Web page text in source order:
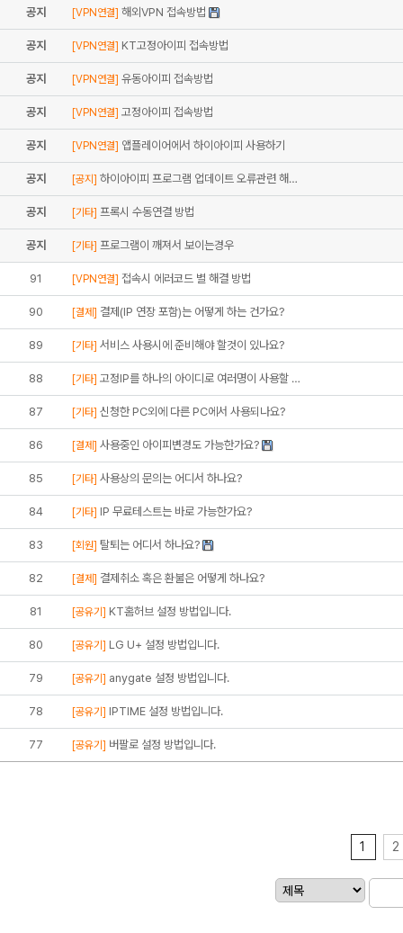
공지 [VPN연결] 해외VPN 접속방법
공지 [VPN연결] KT고정아이피 접속방법
공지 [VPN연결] 유동아이피 접속방법
공지 [VPN연결] 고정아이피 접속방법
공지 [VPN연결] 앱플레이어에서 하이아이피 사용하기
공지 [공지] 하이아이피 프로그램 업데이트 오류관련 해…
공지 [기타] 프록시 수동연결 방법
공지 [기타] 프로그램이 깨져서 보이는경우
91 [VPN연결] 접속시 에러코드 별 해결 방법
90 [결제] 결제(IP 연장 포함)는 어떻게 하는 건가요?
89 [기타] 서비스 사용시에 준비해야 할것이 있나요?
88 [기타] 고정IP를 하나의 아이디로 여러명이 사용할 …
87 [기타] 신청한 PC외에 다른 PC에서 사용되나요?
86 [결제] 사용중인 아이피변경도 가능한가요?
85 [기타] 사용상의 문의는 어디서 하나요?
84 [기타] IP 무료테스트는 바로 가능한가요?
83 [회원] 탈퇴는 어디서 하나요?
82 [결제] 결제취소 혹은 환불은 어떻게 하나요?
81 [공유기] KT홈허브 설정 방법입니다.
80 [공유기] LG U+ 설정 방법입니다.
79 [공유기] anygate 설정 방법입니다.
78 [공유기] IPTIME 설정 방법입니다.
77 [공유기] 버팔로 설정 방법입니다.
1 2